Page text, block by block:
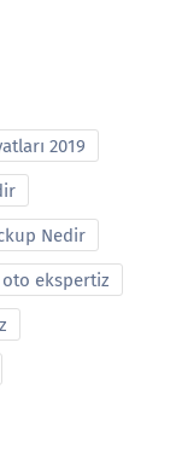
2019
Nedir
oto ekspertiz